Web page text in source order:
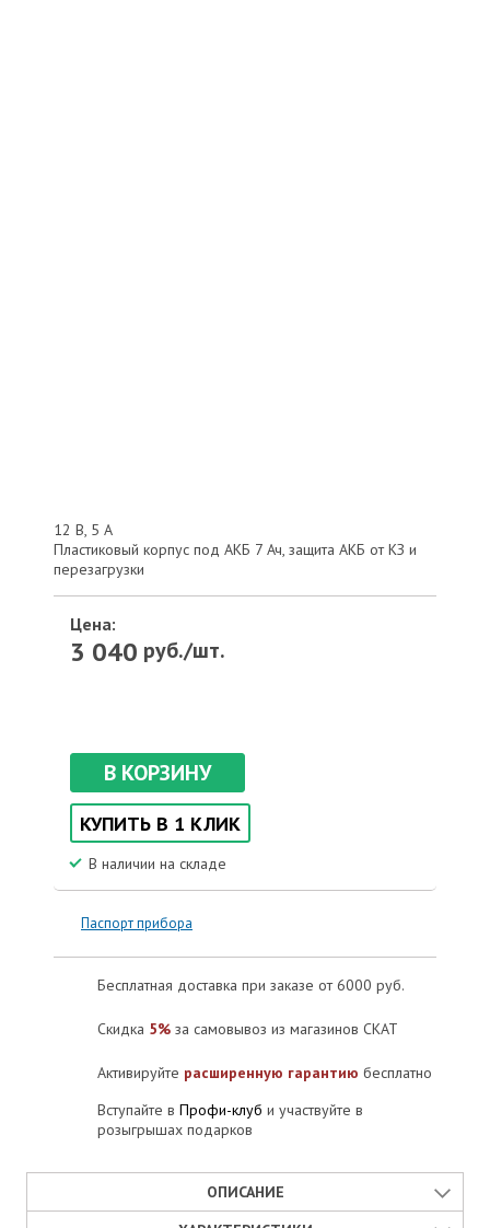
12 В, 5 А
Пластиковый корпус под АКБ 7 Ач, защита АКБ от КЗ и
перезагрузки
Цена:
3 040 руб./шт.
В КОРЗИНУ
КУПИТЬ В 1 КЛИК
В наличии на складе
Паспорт прибора
Бесплатная доставка при заказе от 6000 руб.
Скидка 5% за самовывоз из магазинов СКАТ
Активируйте расширенную гарантию бесплатно
Вступайте в Профи-клуб и участвуйте в
розыгрышах подарков
ОПИСАНИЕ